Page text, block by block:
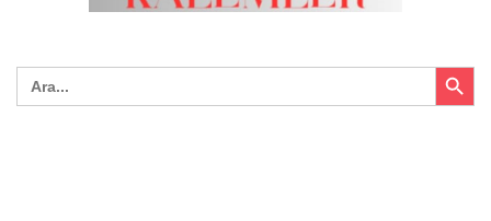
Search
for:
Search Button